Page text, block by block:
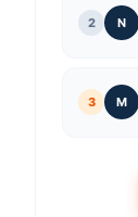
2 N
3 M